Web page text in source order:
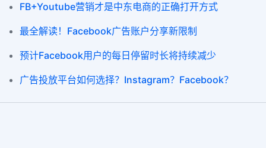
FB+Youtube营销才是中东电商的正确打开方式
最全解读！Facebook广告账户分享新限制
预计Facebook用户的每日停留时长将持续减少
广告投放平台如何选择？Instagram？Facebook？